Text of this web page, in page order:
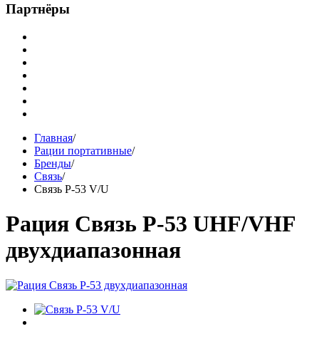
Партнёры
Главная/
Рации портативные/
Бренды/
Связь/
Связь Р-53 V/U
Рация Связь Р-53 UHF/VHF
двухдиапазонная